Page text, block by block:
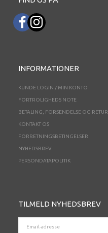
INFORMATIONER
KUNDE LOGIN / MIN KONTO
FORTROLIGHEDS NOTE
BETALING, FORSENDELSE OG RETUR
KONTAKT OS
FORRETNINGSBETINGELSER
NYHEDSBREV
PERSONDATAPOLITIK
TILMELD NYHEDSBREV
ADRESSE